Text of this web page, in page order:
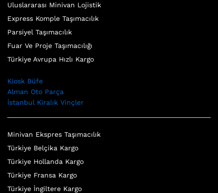
Uluslararası Minivan Lojistik
Express Komple Taşımacılık
Parsiyel Taşımacılık
Fuar Ve Proje Taşımacılığı
Türkiye Avrupa Hızlı Kargo
Kiosk Büfe
Alman Oto Parça
İstanbul Kiralık Vinçler
Minivan Ekspres Taşımacılık
Türkiye Belçika Kargo
Türkiye Hollanda Kargo
Türkiye Fransa Kargo
Türkiye İngiltere Kargo